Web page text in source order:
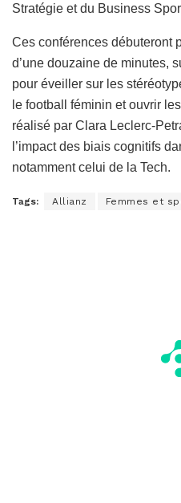
Stratégie et du Business
Ces conférences débuteront
d’une douzaine de minutes,
pour éveiller sur les
le football féminin et ouvrir
réalisé par Clara Leclerc-
l’impact des biais cognitifs
notamment celui de la Tech.
Tags: Allianz Femmes et